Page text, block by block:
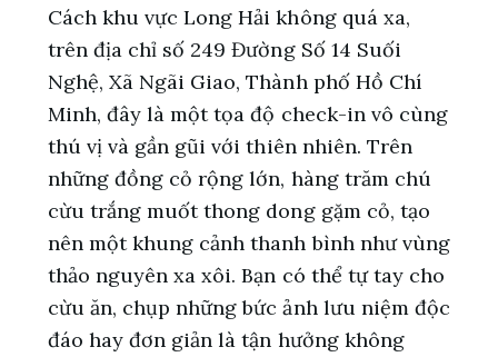
Cách khu vực Long Hải không quá xa,
trên địa chỉ số 249 Đường Số 14 Suối
Nghệ, Xã Ngãi Giao, Thành phố Hồ Chí
Minh, đây là một tọa độ check-in vô cùng
thú vị và gần gũi với thiên nhiên. Trên
những đồng cỏ rộng lớn, hàng trăm chú
cừu trắng muốt thong dong gặm cỏ, tạo
nên một khung cảnh thanh bình như vùng
thảo nguyên xa xôi. Bạn có thể tự tay cho
cừu ăn, chụp những bức ảnh lưu niệm độc
đáo hay đơn giản là tận hưởng không